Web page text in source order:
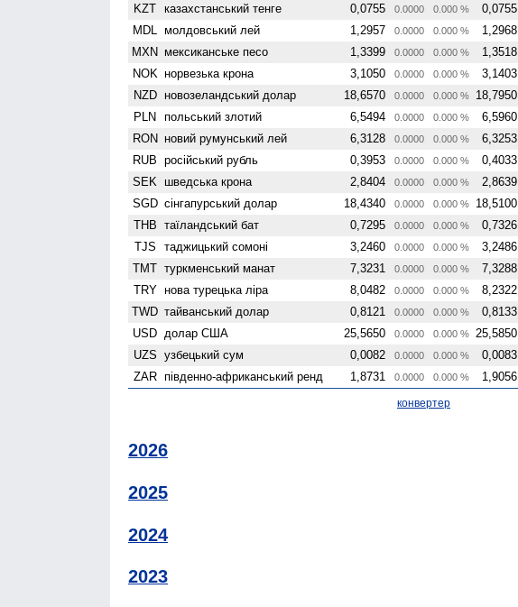
KZT казахстанський тенге 0,0755 0.0000 0.000 % 0,0755
MDL молдовський лей 1,2957 0.0000 0.000 % 1,2968
MXN мексиканське песо 1,3399 0.0000 0.000 % 1,3518
NOK норвезька крона 3,1050 0.0000 0.000 % 3,1403
NZD ново­зеландський долар 18,6570 0.0000 0.000 % 18,7950
PLN польський злотий 6,5494 0.0000 0.000 % 6,5960
RON новий румунський лей 6,3128 0.0000 0.000 % 6,3253
RUB російський рубль 0,3953 0.0000 0.000 % 0,4033
SEK шведська крона 2,8404 0.0000 0.000 % 2,8639
SGD сінгапурський долар 18,4340 0.0000 0.000 % 18,5100
THB таїландський бат 0,7295 0.0000 0.000 % 0,7326
TJS таджицький сомоні 3,2460 0.0000 0.000 % 3,2486
TMT туркменський манат 7,3231 0.0000 0.000 % 7,3288
TRY нова турецька ліра 8,0482 0.0000 0.000 % 8,2322
TWD тайванський долар 0,8121 0.0000 0.000 % 0,8133
USD долар США 25,5650 0.0000 0.000 % 25,5850
UZS узбецький сум 0,0082 0.0000 0.000 % 0,0083
ZAR південно-африканський ренд 1,8731 0.0000 0.000 % 1,9056
конвертер
2026
2025
2024
2023